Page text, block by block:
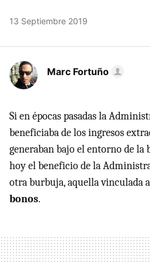
13 Septiembre 2019
Marc Fortuño
Si en épocas pasadas la
beneficiaba de los ingresos
generaban bajo el entorno de
hoy el beneficio de la
otra burbuja, aquella vinculada a
bonos.